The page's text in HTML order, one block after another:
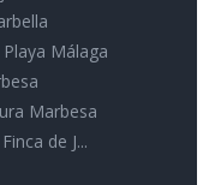
Málaga
Marbesa
de J...